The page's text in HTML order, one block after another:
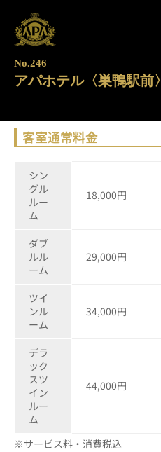
No.246
アパホテル〈巣鴨駅前〉
客室通常料金
シン
グル
ルー
ム
18,000円
ダブ
ルル
ーム
29,000円
ツイ
ンル
ーム
34,000円
デラ
ック
スツ
イン
ルー
ム
44,000円
※サービス料・消費税込